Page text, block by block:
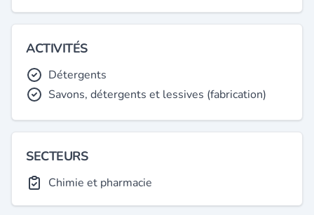
ACTIVITÉS
Détergents
Savons, détergents et lessives (fabrication)
SECTEURS
Chimie et pharmacie